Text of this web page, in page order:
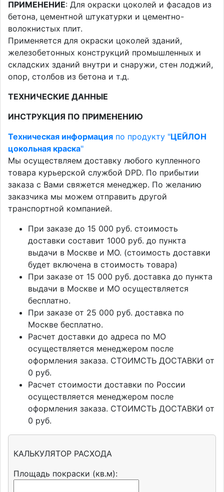
ПРИМЕНЕНИЕ: Для окраски цоколей и фасадов из
бетона, цементной штукатурки и цементно-
волокнистых плит.
Применяется для окраски цоколей зданий,
железобетонных конструкций промышленных и
складских зданий внутри и снаружи, стен лоджий,
опор, столбов из бетона и т.д.
ТЕХНИЧЕСКИЕ ДАННЫЕ
ИНСТРУКЦИЯ ПО ПРИМЕНЕНИЮ
Техническая информация по продукту "ЦЕЙЛОН
цокольная краска"
Мы осуществляем доставку любого купленного
товара курьерской службой DPD. По прибытии
заказа с Вами свяжется менеджер. По желанию
заказчика мы можем отправить другой
транспортной компанией.
При заказе до 15 000 руб. стоимость
доставки составит 1000 руб. до пункта
выдачи в Москве и МО. (стоимость доставки
будет включена в стоимость товара)
При заказе от 15 000 руб. доставка до пункта
выдачи в Москве и МО осуществляется
бесплатно.
При заказе от 25 000 руб. доставка по
Москве бесплатно.
Расчет доставки до адреса по МО
осуществляется менеджером после
оформления заказа. СТОИМСТЬ ДОСТАВКИ от
0 руб.
Расчет стоимости доставки по России
осуществляется менеджером после
оформления заказа. СТОИМСТЬ ДОСТАВКИ от
0 руб.
КАЛЬКУЛЯТОР РАСХОДА
Площадь покраски (кв.м):